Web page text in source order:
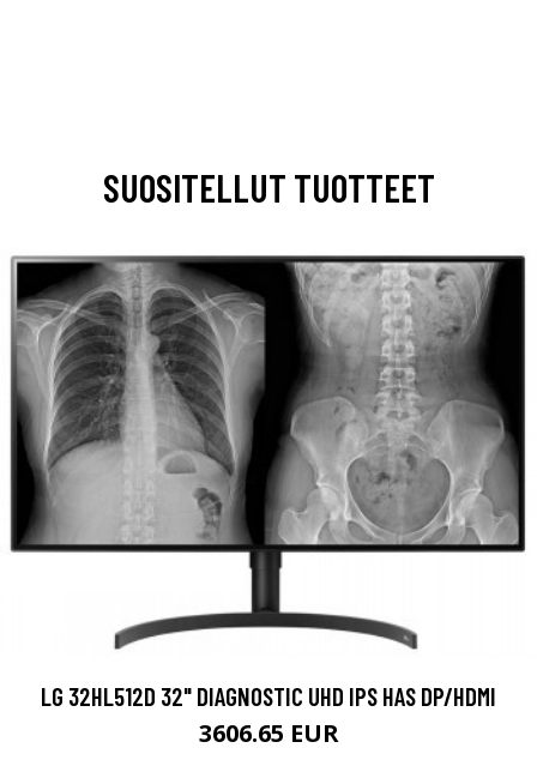
SUOSITELLUT TUOTTEET
LG 32HL512D 32" DIAGNOSTIC UHD IPS HAS DP/HDMI
3606.65 EUR